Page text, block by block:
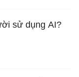
sử dụng AI?